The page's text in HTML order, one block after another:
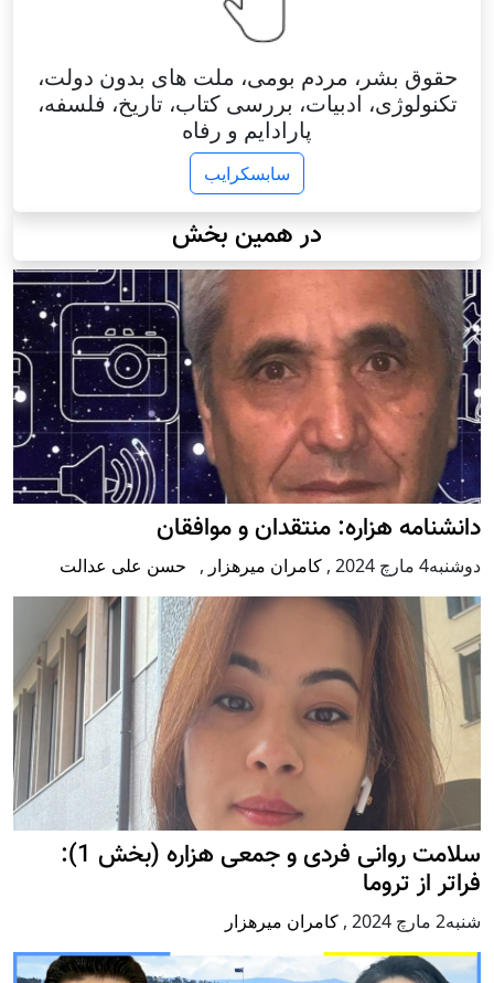
حقوق بشر، مردم بومی، ملت های بدون دولت،
تکنولوژی، ادبیات، بررسی کتاب، تاریخ، فلسفه،
پارادایم و رفاه
سابسکرایب
در همین بخش
دانشنامه هزاره: منتقدان و موافقان
دوشنبه4 مارچ 2024 , کامران میرهزار , حسن علی عدالت
سلامت روانی فردی و جمعی هزاره (بخش 1):
فراتر از تروما
شنبه2 مارچ 2024 , کامران میرهزار